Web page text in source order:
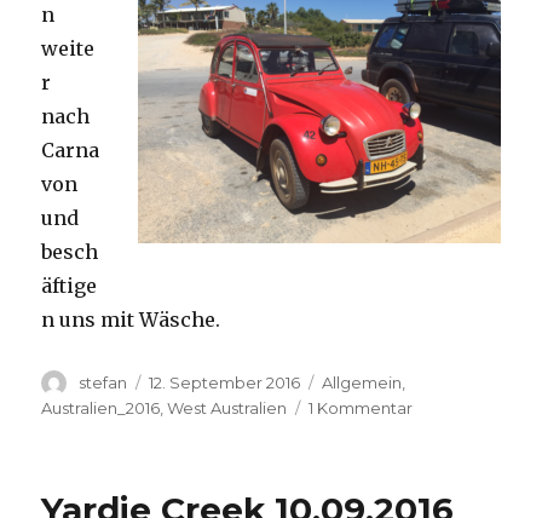
n
weite
r
nach
Carna
von
und
besch
äftige
n uns mit Wäsche.
Autor
stefan
Veröffentlicht
am
12. September 2016 Kategorien
Allgemein
Australien_2016 ,West Australien 1 Kommentarzu
Yardie Creek 10.09.2016